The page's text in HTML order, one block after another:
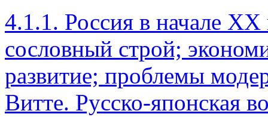
4.1.1. Россия в начале
сословный строй;
развитие; проблемы
Витте. Русско-японская